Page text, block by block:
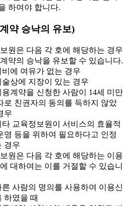
하여야 합니다.
약 승낙의 유보)
원은 다음 각 호에 해당하는 경우
약의 승낙을 유보할 수 있습니다.
비에 여유가 없는 경우
술상에 지장이 있는 경우
용계약을 신청한 사람이 14세 미만
로 친권자의 동의를 득하지 않았
우
타 교육정보원이 서비스의 효율적
영 등을 위하여 필요하다고 인정
경우
원은 다음 각 호에 해당하는 이용
대하여는 이를 거절할 수 있습니
른 사람의 명의를 사용하여 이용신
하였을 때